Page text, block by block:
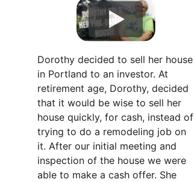
Dorothy decided to sell her house
in Portland to an investor. At
retirement age, Dorothy, decided
that it would be wise to sell her
house quickly, for cash, instead of
trying to do a remodeling job on
it. After our initial meeting and
inspection of the house we were
able to make a cash offer. She